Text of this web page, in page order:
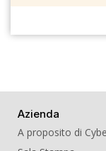
Azienda
A proposito di